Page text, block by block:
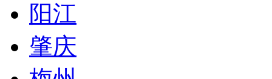
阳江
肇庆